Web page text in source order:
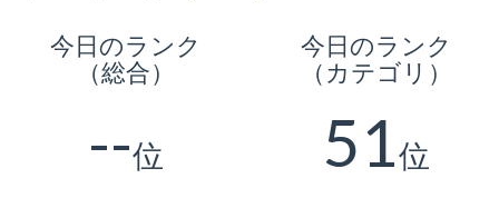
今日のランク
（総合）
--位
今日のランク
（カテゴリ）
51位